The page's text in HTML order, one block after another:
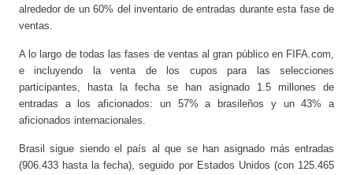
alrededor de un 60% del inventario de entradas durante esta fase de
ventas.
A lo largo de todas las fases de ventas al gran público en FIFA.com,
e incluyendo la venta de los cupos para las selecciones
participantes, hasta la fecha se han asignado 1.5 millones de
entradas a los aficionados: un 57% a brasileños y un 43% a
aficionados internacionales.
Brasil sigue siendo el país al que se han asignado más entradas
(906.433 hasta la fecha), seguido por Estados Unidos (con 125.465